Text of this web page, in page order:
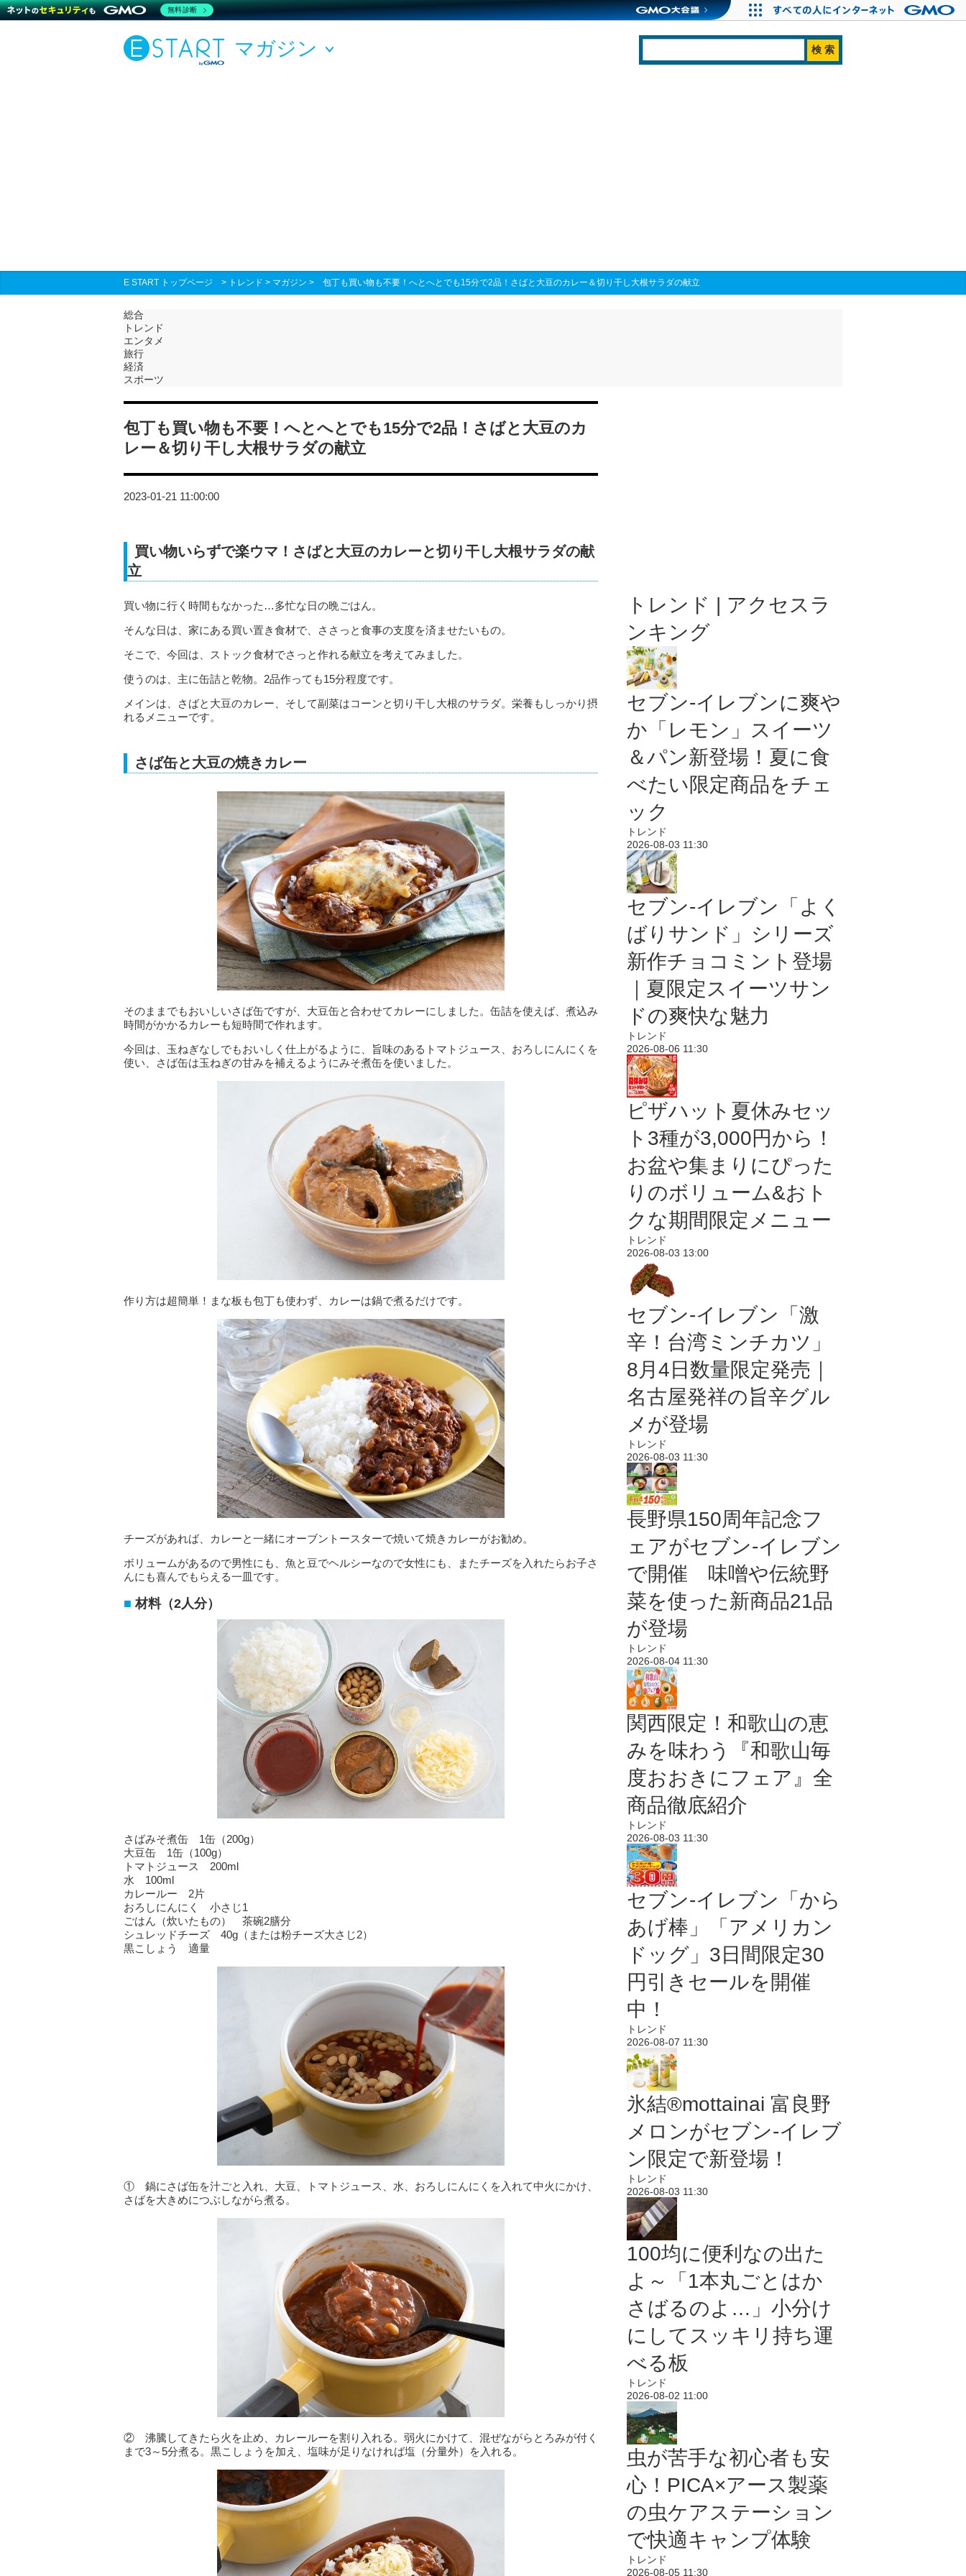
マガジン
E START トップページ > トレンド > マガジン > 包丁も買い物も不要！へとへとでも15分で2品！さばと大豆のカレー＆切り干し大根サラダの献立
総合
トレンド
エンタメ
旅行
経済
スポーツ
包丁も買い物も不要！へとへとでも15分で2品！さばと大豆のカ
レー＆切り干し大根サラダの献立
2023-01-21 11:00:00
買い物いらずで楽ウマ！さばと大豆のカレーと切り干し大根サラダの献
立
買い物に行く時間もなかった…多忙な日の晩ごはん。
そんな日は、家にある買い置き食材で、ささっと食事の支度を済ませたいもの。
そこで、今回は、ストック食材でさっと作れる献立を考えてみました。
使うのは、主に缶詰と乾物。2品作っても15分程度です。
メインは、さばと大豆のカレー、そして副菜はコーンと切り干し大根のサラダ。栄養もしっかり摂
れるメニューです。
さば缶と大豆の焼きカレー
そのままでもおいしいさば缶ですが、大豆缶と合わせてカレーにしました。缶詰を使えば、煮込み
時間がかかるカレーも短時間で作れます。
今回は、玉ねぎなしでもおいしく仕上がるように、旨味のあるトマトジュース、おろしにんにくを
使い、さば缶は玉ねぎの甘みを補えるようにみそ煮缶を使いました。
作り方は超簡単！まな板も包丁も使わず、カレーは鍋で煮るだけです。
チーズがあれば、カレーと一緒にオーブントースターで焼いて焼きカレーがお勧め。
ボリュームがあるので男性にも、魚と豆でヘルシーなので女性にも、またチーズを入れたらお子さ
んにも喜んでもらえる一皿です。
材料（2人分）
さばみそ煮缶 1缶（200g）
大豆缶 1缶（100g）
トマトジュース 200ml
水 100ml
カレールー 2片
おろしにんにく 小さじ1
ごはん（炊いたもの） 茶碗2膳分
シュレッドチーズ 40g（または粉チーズ大さじ2）
黒こしょう 適量
① 鍋にさば缶を汁ごと入れ、大豆、トマトジュース、水、おろしにんにくを入れて中火にかけ、
さばを大きめにつぶしながら煮る。
② 沸騰してきたら火を止め、カレールーを割り入れる。弱火にかけて、混ぜながらとろみが付く
まで3～5分煮る。黒こしょうを加え、塩味が足りなければ塩（分量外）を入れる。
トレンド | アクセスラ
ンキング
セブン‐イレブンに爽や
か「レモン」スイーツ
＆パン新登場！夏に食
べたい限定商品をチェ
ック
トレンド
2026-08-03 11:30
セブン‐イレブン「よく
ばりサンド」シリーズ
新作チョコミント登場
｜夏限定スイーツサン
ドの爽快な魅力
トレンド
2026-08-06 11:30
ピザハット夏休みセッ
ト3種が3,000円から！
お盆や集まりにぴった
りのボリューム&おト
クな期間限定メニュー
トレンド
2026-08-03 13:00
セブン-イレブン「激
辛！台湾ミンチカツ」
8月4日数量限定発売｜
名古屋発祥の旨辛グル
メが登場
トレンド
2026-08-03 11:30
長野県150周年記念フ
ェアがセブン-イレブン
で開催 味噌や伝統野
菜を使った新商品21品
が登場
トレンド
2026-08-04 11:30
関西限定！和歌山の恵
みを味わう『和歌山毎
度おおきにフェア』全
商品徹底紹介
トレンド
2026-08-03 11:30
セブン‐イレブン「から
あげ棒」「アメリカン
ドッグ」3日間限定30
円引きセールを開催
中！
トレンド
2026-08-07 11:30
氷結®mottainai 富良野
メロンがセブン‐イレブ
ン限定で新登場！
トレンド
2026-08-03 11:30
100均に便利なの出た
よ～「1本丸ごとはか
さばるのよ…」小分け
にしてスッキリ持ち運
べる板
トレンド
2026-08-02 11:00
虫が苦手な初心者も安
心！PICA×アース製薬
の虫ケアステーション
で快適キャンプ体験
トレンド
2026-08-05 11:30
無料診断